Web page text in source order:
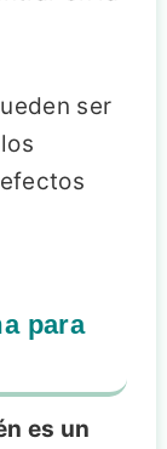
ser
para
es un